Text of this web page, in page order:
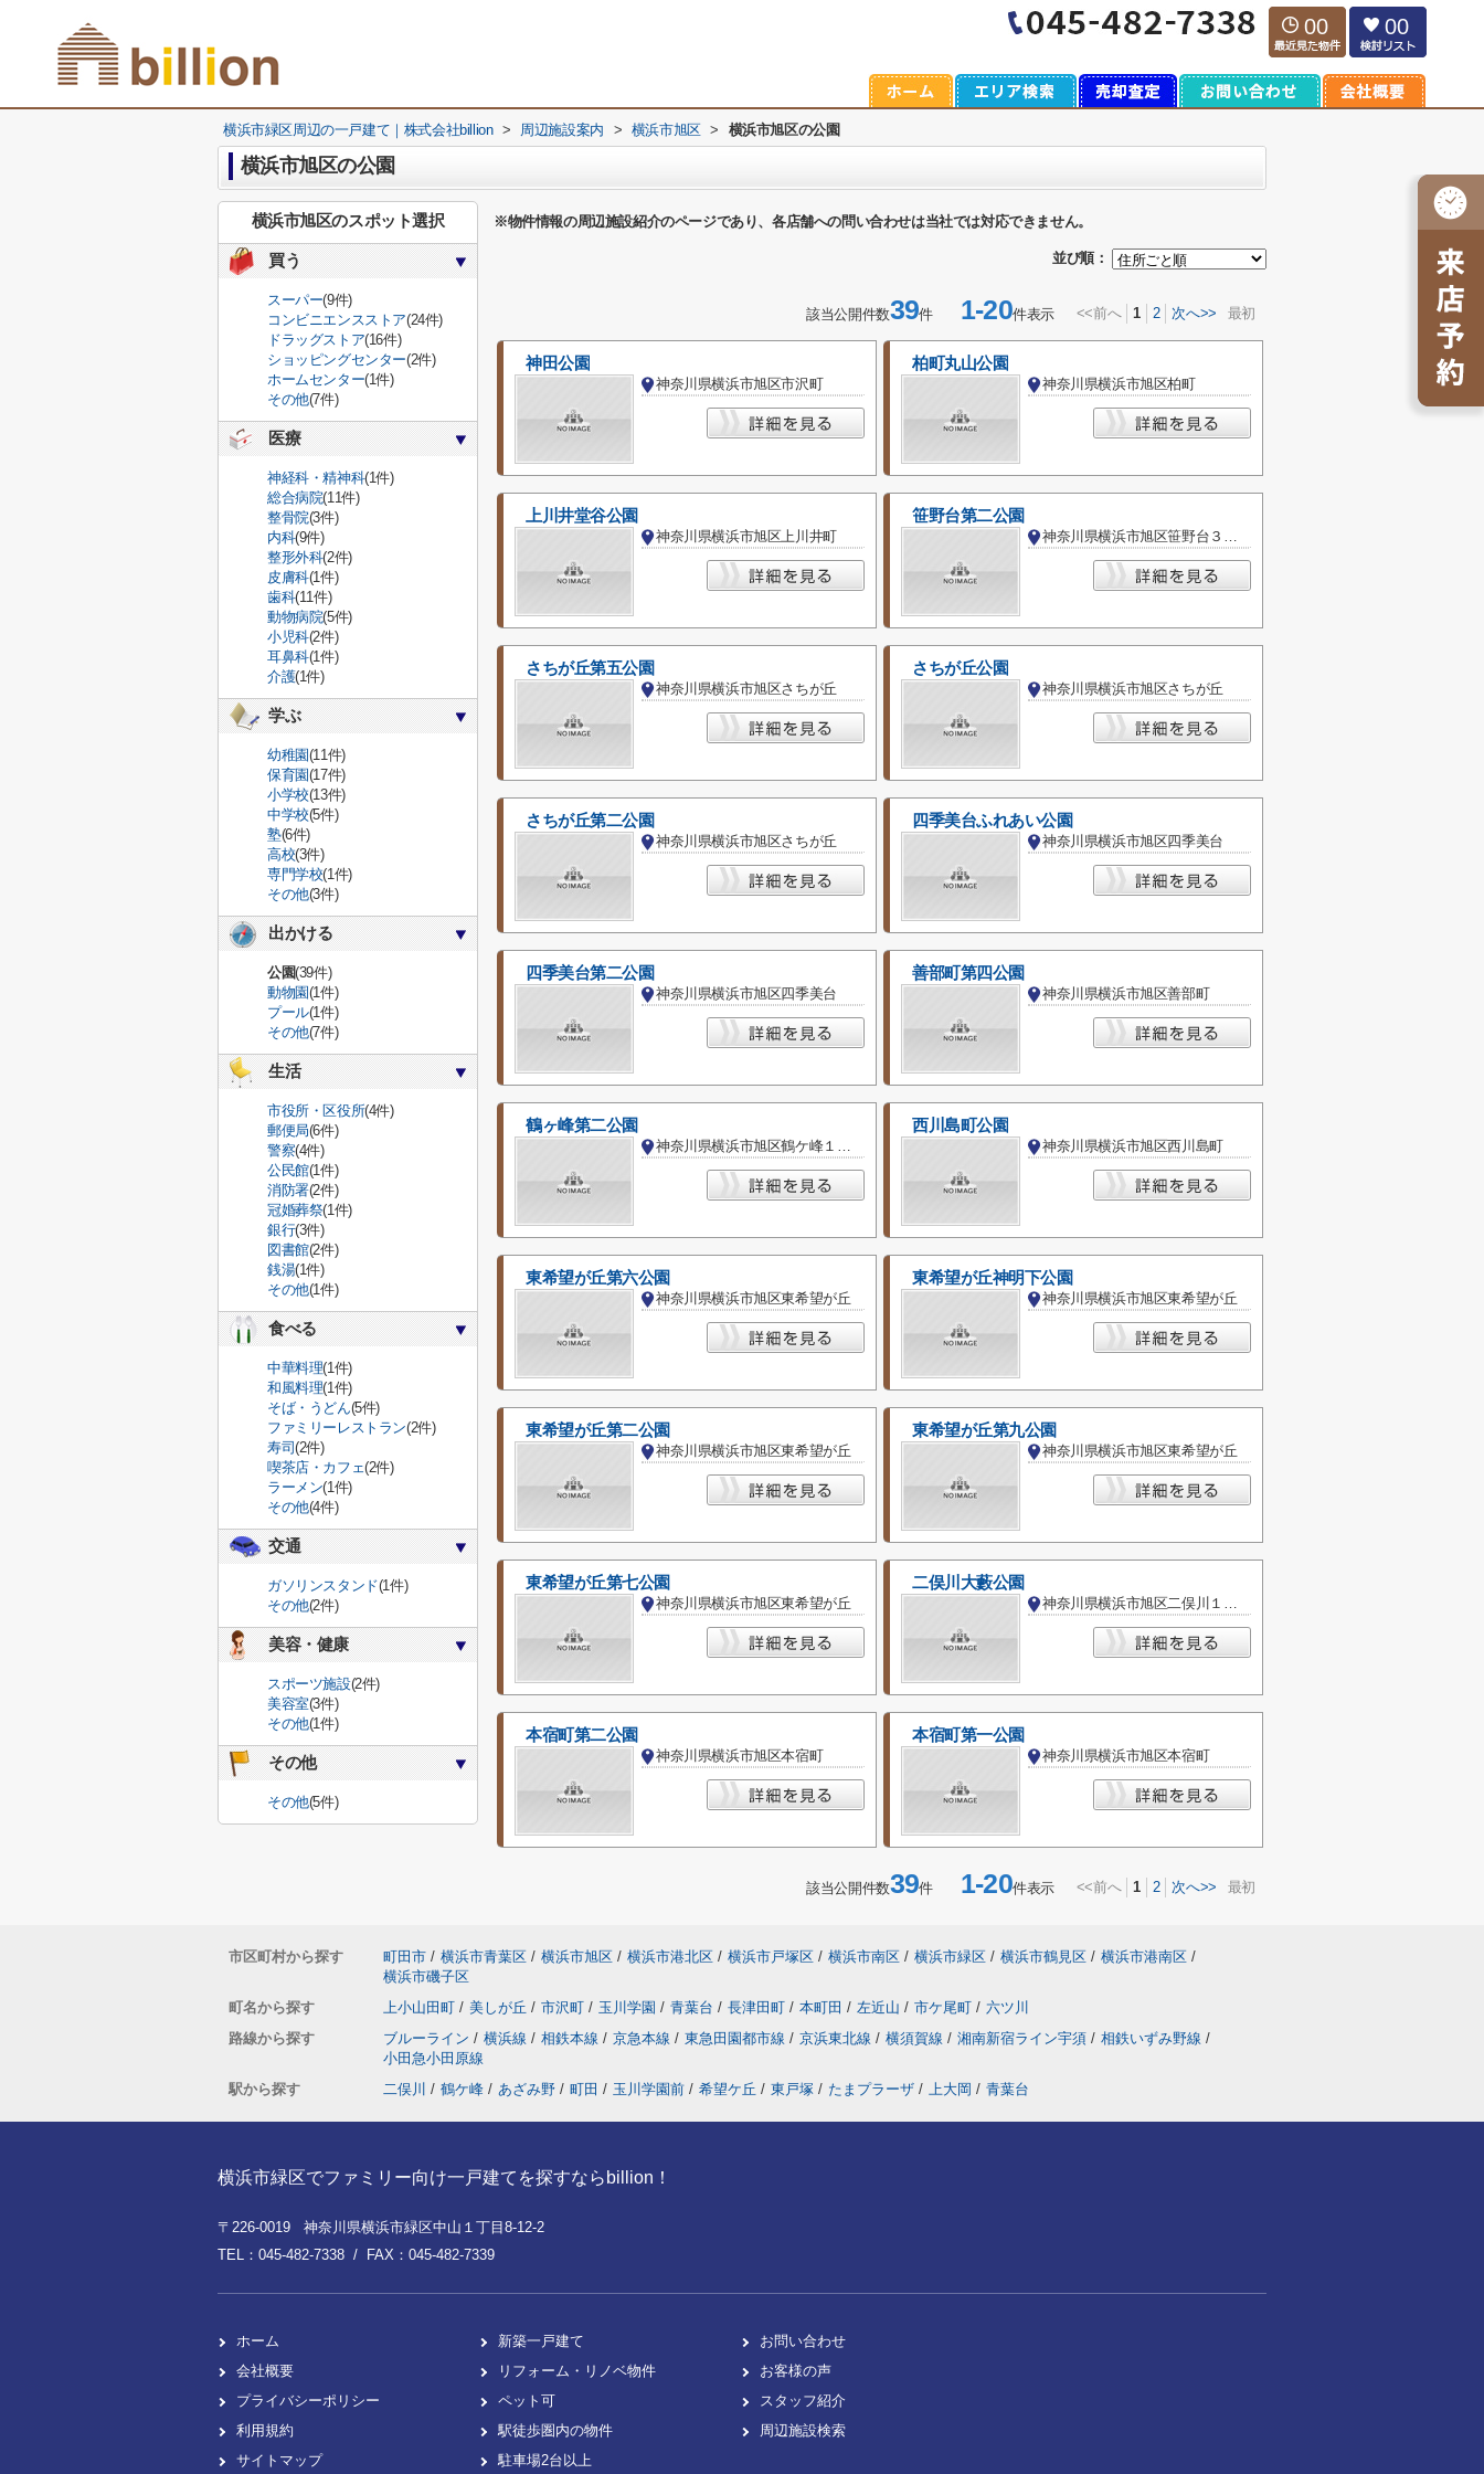
00 00
横浜市緑区周辺の一戸建て｜株式会社billion > 周辺施設案内 > 横浜市旭区 > 横浜市旭区の公園
横浜市旭区の公園
※物件情報の周辺施設紹介のページであり、各店舗への問い合わせは当社では対応できません。
並び順：
該当公開件数39件1-20件表示 <<前へ 1 2 次へ>> 最初
神田公園
神奈川県横浜市旭区市沢町
柏町丸山公園
神奈川県横浜市旭区柏町
上川井堂谷公園
神奈川県横浜市旭区上川井町
笹野台第二公園
神奈川県横浜市旭区笹野台３丁目
さちが丘第五公園
神奈川県横浜市旭区さちが丘
さちが丘公園
神奈川県横浜市旭区さちが丘
さちが丘第二公園
神奈川県横浜市旭区さちが丘
四季美台ふれあい公園
神奈川県横浜市旭区四季美台
四季美台第二公園
神奈川県横浜市旭区四季美台
善部町第四公園
神奈川県横浜市旭区善部町
鶴ヶ峰第二公園
神奈川県横浜市旭区鶴ケ峰１丁目
西川島町公園
神奈川県横浜市旭区西川島町
東希望が丘第六公園
神奈川県横浜市旭区東希望が丘
東希望が丘神明下公園
神奈川県横浜市旭区東希望が丘
東希望が丘第二公園
神奈川県横浜市旭区東希望が丘
東希望が丘第九公園
神奈川県横浜市旭区東希望が丘
東希望が丘第七公園
神奈川県横浜市旭区東希望が丘
二俣川大藪公園
神奈川県横浜市旭区二俣川１丁目
本宿町第二公園
神奈川県横浜市旭区本宿町
本宿町第一公園
神奈川県横浜市旭区本宿町
該当公開件数39件1-20件表示 <<前へ 1 2 次へ>> 最初
横浜市旭区のスポット選択
買う
スーパー(9件)
コンビニエンスストア(24件)
ドラッグストア(16件)
ショッピングセンター(2件)
ホームセンター(1件)
その他(7件)
医療
神経科・精神科(1件)
総合病院(11件)
整骨院(3件)
内科(9件)
整形外科(2件)
皮膚科(1件)
歯科(11件)
動物病院(5件)
小児科(2件)
耳鼻科(1件)
介護(1件)
学ぶ
幼稚園(11件)
保育園(17件)
小学校(13件)
中学校(5件)
塾(6件)
高校(3件)
専門学校(1件)
その他(3件)
出かける
公園(39件)
動物園(1件)
プール(1件)
その他(7件)
生活
市役所・区役所(4件)
郵便局(6件)
警察(4件)
公民館(1件)
消防署(2件)
冠婚葬祭(1件)
銀行(3件)
図書館(2件)
銭湯(1件)
その他(1件)
食べる
中華料理(1件)
和風料理(1件)
そば・うどん(5件)
ファミリーレストラン(2件)
寿司(2件)
喫茶店・カフェ(2件)
ラーメン(1件)
その他(4件)
交通
ガソリンスタンド(1件)
その他(2件)
美容・健康
スポーツ施設(2件)
美容室(3件)
その他(1件)
その他
その他(5件)
市区町村から探す 町田市 / 横浜市青葉区 / 横浜市旭区 / 横浜市港北区 / 横浜市戸塚区 / 横浜市南区 / 横浜市緑区 / 横浜市鶴見区 / 横浜市港南区 /
横浜市磯子区
町名から探す
上小山田町 / 美しが丘 / 市沢町 / 玉川学園 / 青葉台 / 長津田町 / 本町田 / 左近山 / 市ケ尾町 / 六ツ川
路線から探す
ブルーライン / 横浜線 / 相鉄本線 / 京急本線 / 東急田園都市線 / 京浜東北線 / 横須賀線 / 湘南新宿ライン宇須 / 相鉄いずみ野線 /
小田急小田原線
駅から探す
二俣川 / 鶴ケ峰 / あざみ野 / 町田 / 玉川学園前 / 希望ケ丘 / 東戸塚 / たまプラーザ / 上大岡 / 青葉台
横浜市緑区でファミリー向け一戸建てを探すならbillion！
〒226-0019 神奈川県横浜市緑区中山１丁目8-12-2
TEL：045-482-7338 / FAX：045-482-7339
ホーム
会社概要
プライバシーポリシー
利用規約
サイトマップ
新築一戸建て
リフォーム・リノベ物件
ペット可
駅徒歩圏内の物件
駐車場2台以上
お問い合わせ
お客様の声
スタッフ紹介
周辺施設検索